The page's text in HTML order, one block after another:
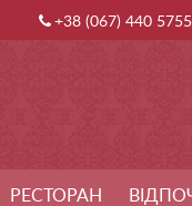
+38 (067) 440 5755
РЕСТОРАН